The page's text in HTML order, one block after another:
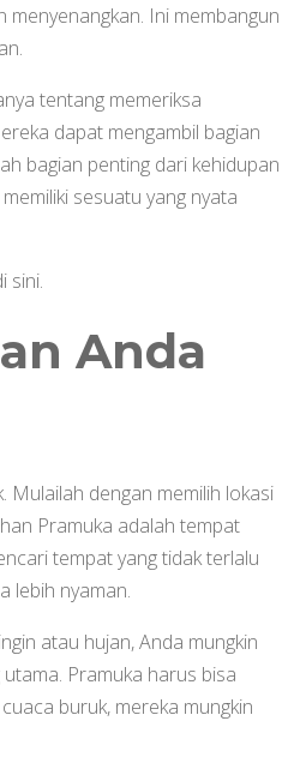
Ini membangun
tentang memeriksa
dapat mengambil bagian
bagian penting dari kehidupan
sesuatu yang nyata
sini.
Anda
Mulailah dengan memilih lokasi
Pramuka adalah tempat
tempat yang tidak terlalu
lebih nyaman.
atau hujan, Anda mungkin
Pramuka harus bisa
buruk, mereka mungkin